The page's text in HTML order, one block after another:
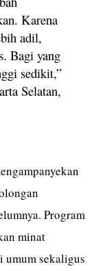
Karena
adil,
Bagi yang
sedikit,”
Selatan,
Program
minat
umum sekaligus